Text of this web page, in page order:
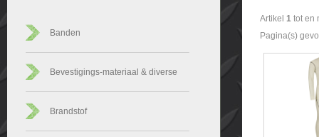
Banden
Bevestigings-materiaal & diverse
Brandstof
Artikel 1 tot en
Pagina(s)